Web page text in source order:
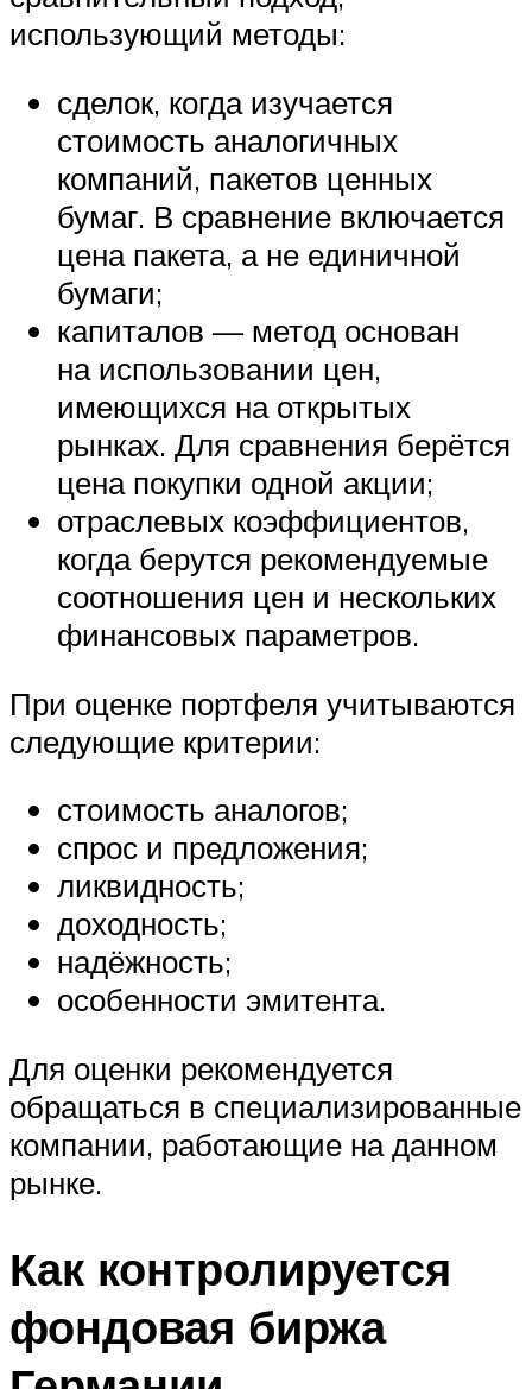
использующий методы:
сделок, когда изучается
стоимость аналогичных
компаний, пакетов ценных
бумаг. В сравнение включается
цена пакета, а не единичной
бумаги;
капиталов — метод основан
на использовании цен,
имеющихся на открытых
рынках. Для сравнения берётся
цена покупки одной акции;
отраслевых коэффициентов,
когда берутся рекомендуемые
соотношения цен и нескольких
финансовых параметров.
При оценке портфеля учитываются
следующие критерии:
стоимость аналогов;
спрос и предложения;
ликвидность;
доходность;
надёжность;
особенности эмитента.
Для оценки рекомендуется
обращаться в специализированные
компании, работающие на данном
рынке.
Как контролируется
фондовая биржа